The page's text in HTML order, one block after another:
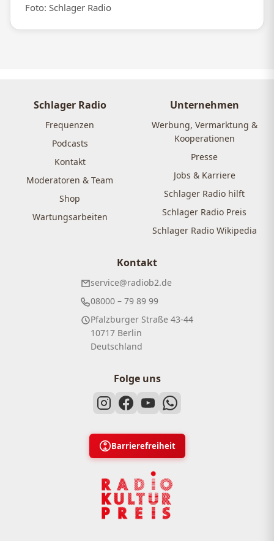
Foto: Schlager Radio
Schlager Radio
Frequenzen
Podcasts
Kontakt
Moderatoren & Team
Shop
Wartungsarbeiten
Unternehmen
Werbung, Vermarktung &
Kooperationen
Presse
Jobs & Karriere
Schlager Radio hilft
Schlager Radio Preis
Schlager Radio Wikipedia
Kontakt
service@radiob2.de
08000 – 79 89 99
Pfalzburger Straße 43-44
10717 Berlin
Deutschland
Folge uns
Barrierefreiheit